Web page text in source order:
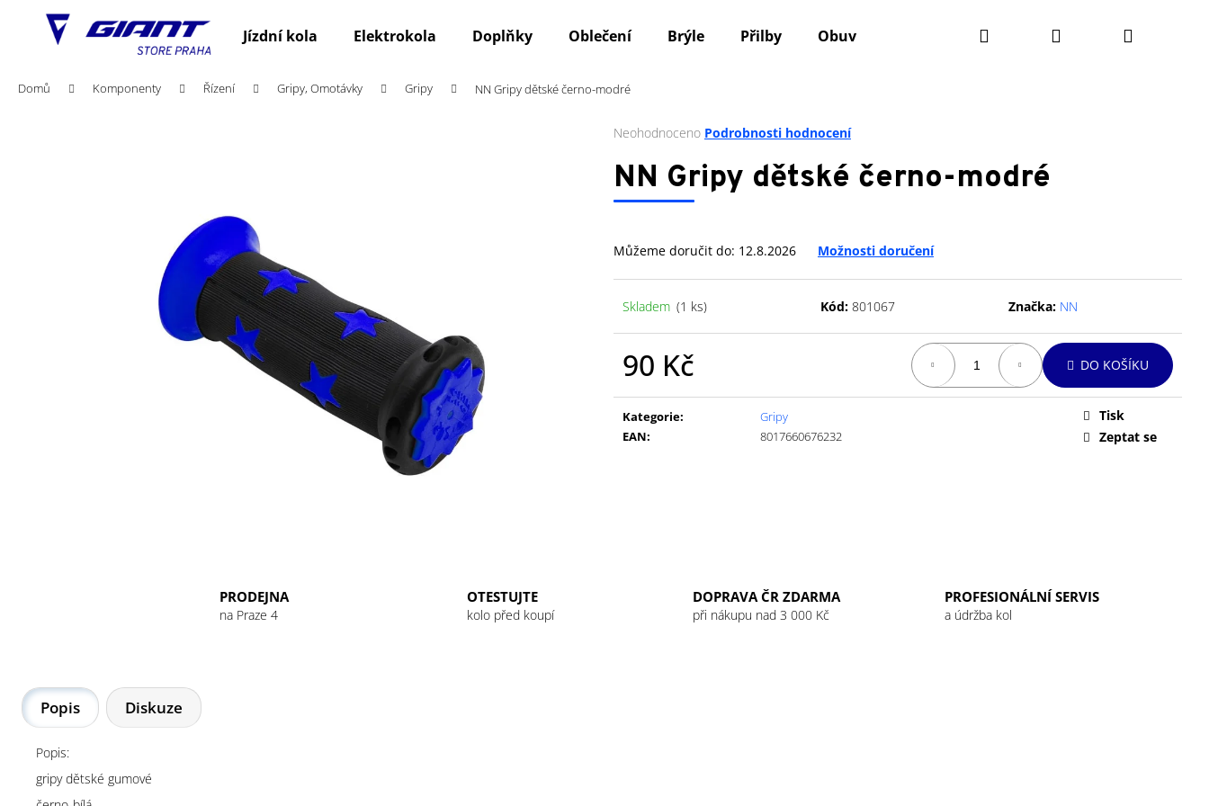
Jízdní kola Elektrokola Doplňky Oblečení Brýle Přilby Obuv Výživa Údržba kola
Hledat PřihlášeníNákupní
Domů Komponenty Řízení Gripy, Omotávky Gripy NN Gripy dětské černo-modré
Průměrné
produktu
je
0,0
hvězdiček.
Neohodnoceno Podrobnosti hodnocení
NN Gripy dětské černo-modré
Můžeme doručit do: 12.8.2026 Možnosti doručení
Skladem (1 ks) Kód: 801067 Značka: NN
90 Kč DO KOŠÍKU
Kategorie:
Gripy
EAN: 8017660676232
Tisk
Zeptat se
PRODEJNA
na Praze 4
OTESTUJTE
kolo před koupí
DOPRAVA ČR ZDARMA
při nákupu nad 3 000 Kč
PROFESIONÁLNÍ SERVIS
a údržba kol
Popis Diskuze
Popis:
gripy dětské gumové
obchodu
obchodu
Co potřebujete najít?
HLEDAT
Následující
GU ENERGY GEL 32G CHOCOLATE
GU ENERGY GEL 32G JET BLACKBERRY
49 Kč
GU ENERGY GEL 32G RASPBERRY
LEMONADE